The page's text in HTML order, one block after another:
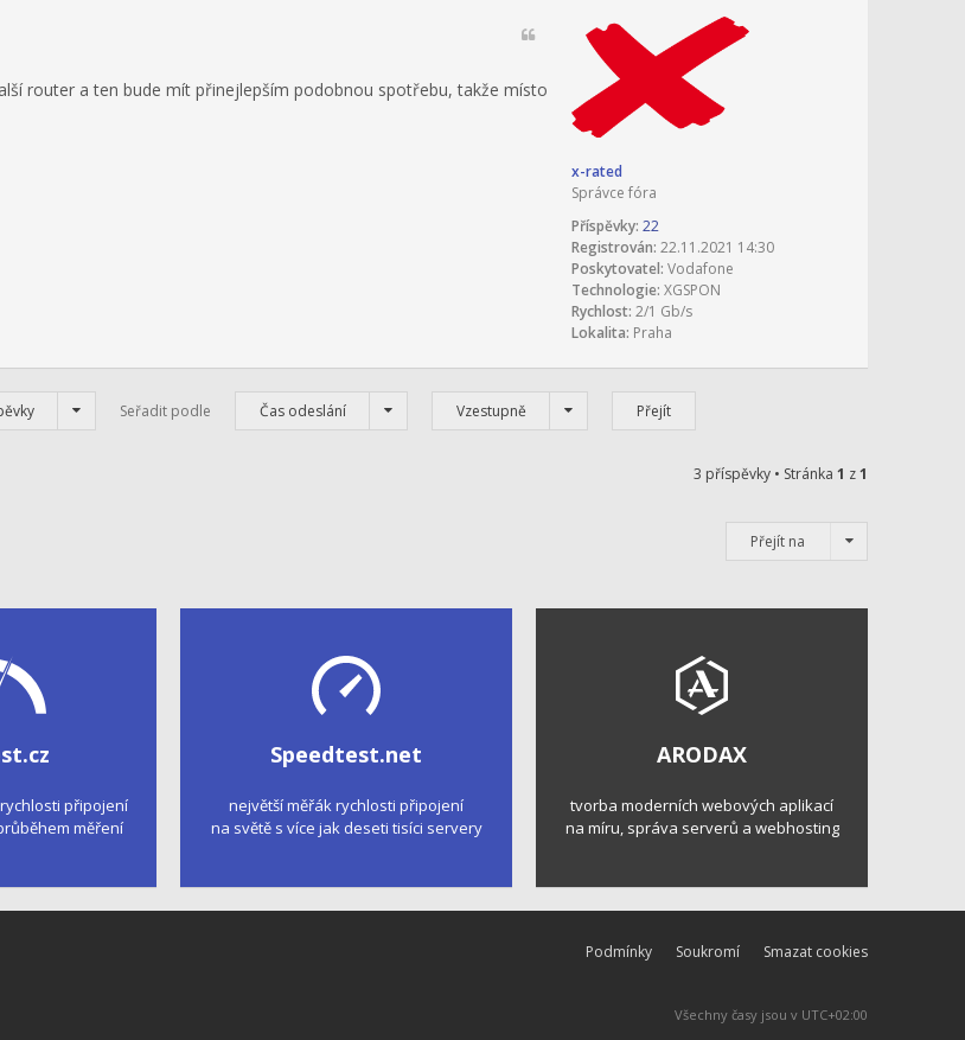
x-rated
Správce fóra
Příspěvky: 22
Registrován: 22.11.2021 14:30
Poskytovatel: Vodafone
Technologie: XGSPON
Rychlost: 2/1 Gb/s
Lokalita: Praha
router a ten bude mít přinejlepším podobnou spotřebu, takže místo
Seřadit podle Čas odeslání Vzestupně
3 příspěvky • Stránka 1 z1
Přejít na
připojení
měření
Speedtest.net
největší měřák rychlosti připojení
na světě s více jak deseti tisíci servery
ARODAX
tvorba moderních webových aplikací
na míru, správa serverů a webhosting
Smazat cookies
Soukromí
Podmínky
Všechny časy jsou v UTC+02:00